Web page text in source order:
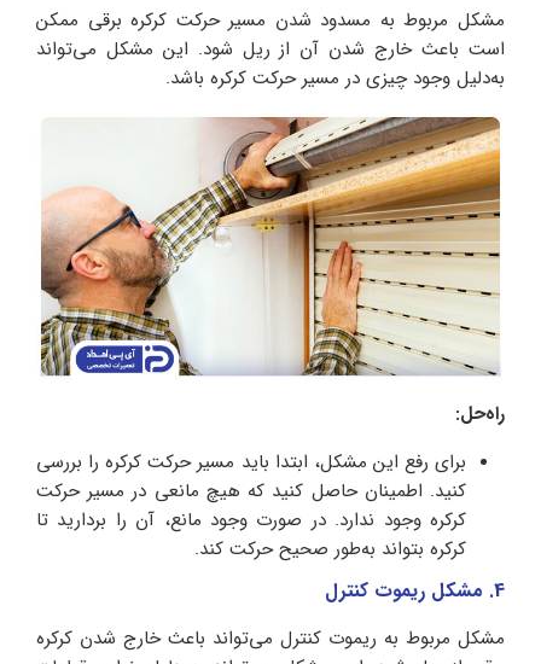
مشکل مربوط به مسدود شدن مسیر حرکت کرکره برقی ممکن
است باعث خارج شدن آن از ریل شود. این مشکل می‌تواند
به‌دلیل وجود چیزی در مسیر حرکت کرکره باشد.
راه‌حل:
برای رفع این مشکل، ابتدا باید مسیر حرکت کرکره را بررسی
کنید. اطمینان حاصل کنید که هیچ مانعی در مسیر حرکت
کرکره وجود ندارد. در صورت وجود مانع، آن را بردارید تا
کرکره بتواند به‌طور صحیح حرکت کند.
4. مشکل ریموت کنترل
مشکل مربوط به ریموت کنترل می‌تواند باعث خارج شدن کرکره